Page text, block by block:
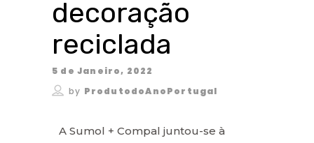
decoração
reciclada
5 de Janeiro, 2022
by ProdutodoAnoPortugal
A Sumol + Compal juntou-se à